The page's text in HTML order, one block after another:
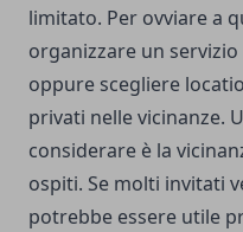
limitato. Per ovviare a
organizzare un
oppure scegliere
privati nelle vicinanze.
considerare è la
ospiti. Se molti invitati
potrebbe essere utile